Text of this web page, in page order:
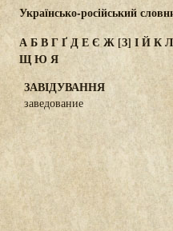
Українсько-російський
АБВГҐДЕЄ Ж[З] ІЙКЛ
ЩЮ Я
ЗАВІДУВАННЯ
заведование